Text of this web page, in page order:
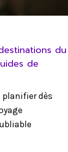
du
de
planifier dès